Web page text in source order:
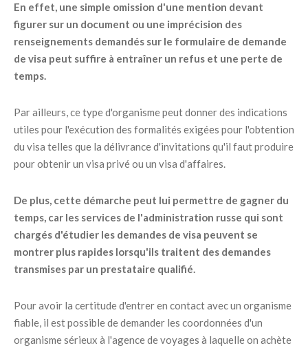
En effet, une simple omission d'une mention devant
figurer sur un document ou une imprécision des
renseignements demandés sur le formulaire de demande
de visa peut suffire à entraîner un refus et une perte de
temps.
Par ailleurs, ce type d'organisme peut donner des indications
utiles pour l'exécution des formalités exigées pour l'obtention
du visa telles que la délivrance d'invitations qu'il faut produire
pour obtenir un visa privé ou un visa d'affaires.
De plus, cette démarche peut lui permettre de gagner du
temps, car les services de l'administration russe qui sont
chargés d'étudier les demandes de visa peuvent se
montrer plus rapides lorsqu'ils traitent des demandes
transmises par un prestataire qualifié.
Pour avoir la certitude d'entrer en contact avec un organisme
fiable, il est possible de demander les coordonnées d'un
organisme sérieux à l'agence de voyages à laquelle on achète